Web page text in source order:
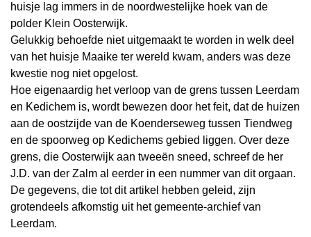
huisje lag immers in de noordwestelijke hoek van de
polder Klein Oosterwijk.
Gelukkig behoefde niet uitgemaakt te worden in welk deel
van het huisje Maaike ter wereld kwam, anders was deze
kwestie nog niet opgelost.
Hoe eigenaardig het verloop van de grens tussen Leerdam
en Kedichem is, wordt bewezen door het feit, dat de huizen
aan de oostzijde van de Koenderseweg tussen Tiendweg
en de spoorweg op Kedichems gebied liggen. Over deze
grens, die Oosterwijk aan tweeën sneed, schreef de her
J.D. van der Zalm al eerder in een nummer van dit orgaan.
De gegevens, die tot dit artikel hebben geleid, zijn
grotendeels afkomstig uit het gemeente-archief van
Leerdam.